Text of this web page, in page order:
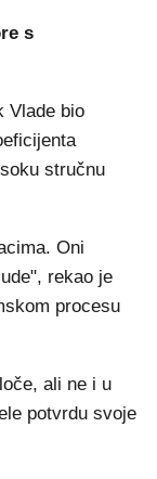
s
Vlade bio
stručnu
Oni
rekao je
procesu
ali ne i u
potvrdu svoje